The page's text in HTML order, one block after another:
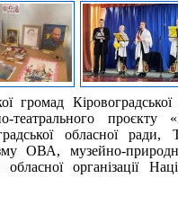
громад Кіровоградської
театрального проєкту
обласної ради,
ОВА, музейно-
організації